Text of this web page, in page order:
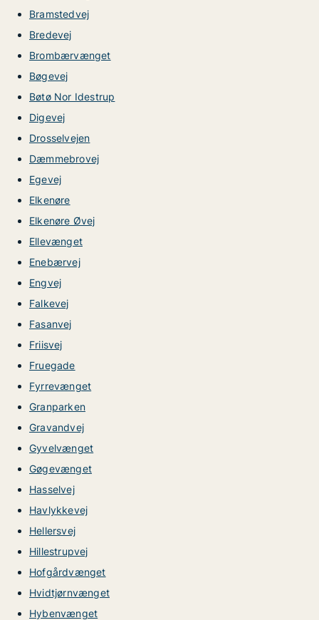
Bramstedvej
Bredevej
Brombærvænget
Bøgevej
Bøtø Nor Idestrup
Digevej
Drosselvejen
Dæmmebrovej
Egevej
Elkenøre
Elkenøre Øvej
Ellevænget
Enebærvej
Engvej
Falkevej
Fasanvej
Friisvej
Fruegade
Fyrrevænget
Granparken
Gravandvej
Gyvelvænget
Gøgevænget
Hasselvej
Havlykkevej
Hellersvej
Hillestrupvej
Hofgårdvænget
Hvidtjørnvænget
Hybenvænget